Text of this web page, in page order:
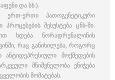
და სხ.).
ერთ-ერთი პათოგენეტიკური
შესუსტება ცნს-ში.
ხდება ნორადრენალინის
რაც განიხილება, როგორც
მოქმედების
მნიშვნელობა ენიჭება
მომატებას.